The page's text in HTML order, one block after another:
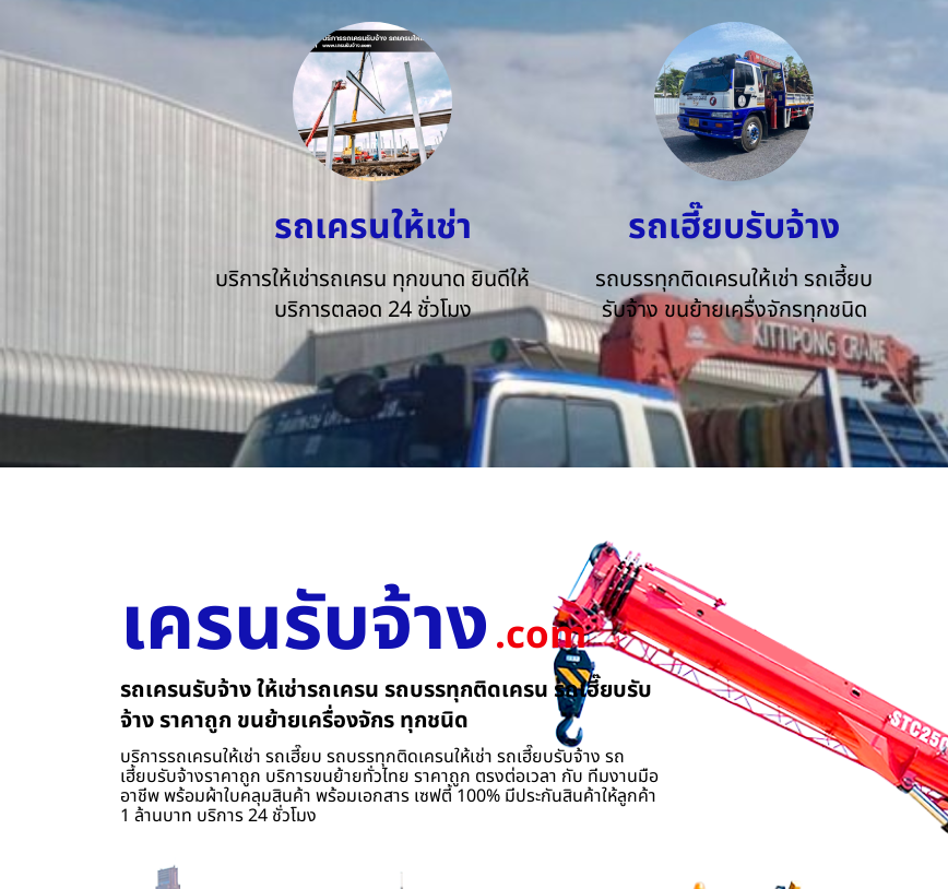
รถเครนให้เช่า
บริการให้เช่ารถเครน ทุกขนาด ยินดีให้
บริการตลอด 24 ชั่วโมง
รถเฮี๊ยบรับจ้าง
รถบรรทุกติดเครนให้เช่า รถเฮี้ยบ
รับจ้าง ขนย้ายเครื่งจักรทุกชนิด
เครนรับจ้าง.com
รถเครนรับจ้าง ให้เช่ารถเครน รถบรรทุกติดเครน รถเฮี๊ยบรับ
จ้าง ราคาถูก ขนย้ายเครื่องจักร ทุกชนิด
บริการรถเครนให้เช่า รถเฮี๊ยบ รถบรรทุกติดเครนให้เช่า รถเฮี๊ยบรับจ้าง รถ
เฮี้ยบรับจ้างราคาถูก บริการขนย้ายทั่วไทย ราคาถูก ตรงต่อเวลา กับ ทีมงานมือ
อาชีพ พร้อมผ้าใบคลุมสินค้า พร้อมเอกสาร เซฟตี้ 100% มีประกันสินค้าให้ลูกค้า
1 ล้านบาท บริการ 24 ชั่วโมง